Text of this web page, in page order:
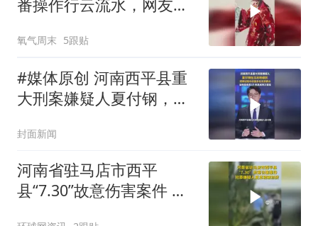
番操作行云流水，网友：
我也行
氧气周末 5跟贴
#媒体原创 河南西平县重
大刑案嫌疑人夏付钢，在
伤害多名无辜群众，当地
曾悬赏5万，称其或持刀
潜逃
封面新闻
河南省驻马店市西平
县“7.30”故意伤害案件 犯